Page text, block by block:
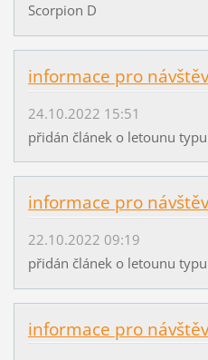
Scorpion D
informace pro
24.10.2022 15:51
přidán článek o letounu
informace pro
22.10.2022 09:19
přidán článek o letounu typu
informace pro